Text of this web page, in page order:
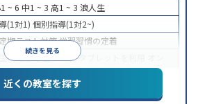
続きを見る
~ 6 中1 ~ 3 高1 ~ 3 浪人生
(1対1) 個別指導(1対2~)
期テスト対策学習習慣の定着
に対応学習にPC・タブレットを利用
応
近くの教室を探す